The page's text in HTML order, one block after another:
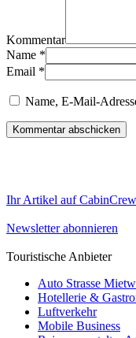
Kommentar
Name *
Email *
Name, E-Mail-
Ihr Artikel auf
Newsletter abonnieren
Touristische Anbieter
Auto Strasse
Hotellerie &
Luftverkehr
Mobile Business